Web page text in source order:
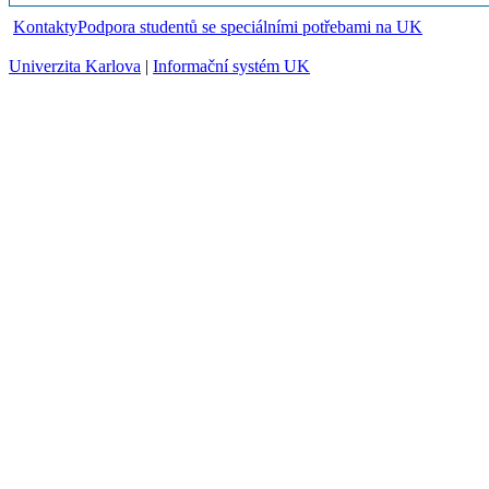
KontaktyPodpora studentů se speciálními potřebami na UK
Univerzita Karlova | Informační systém UK